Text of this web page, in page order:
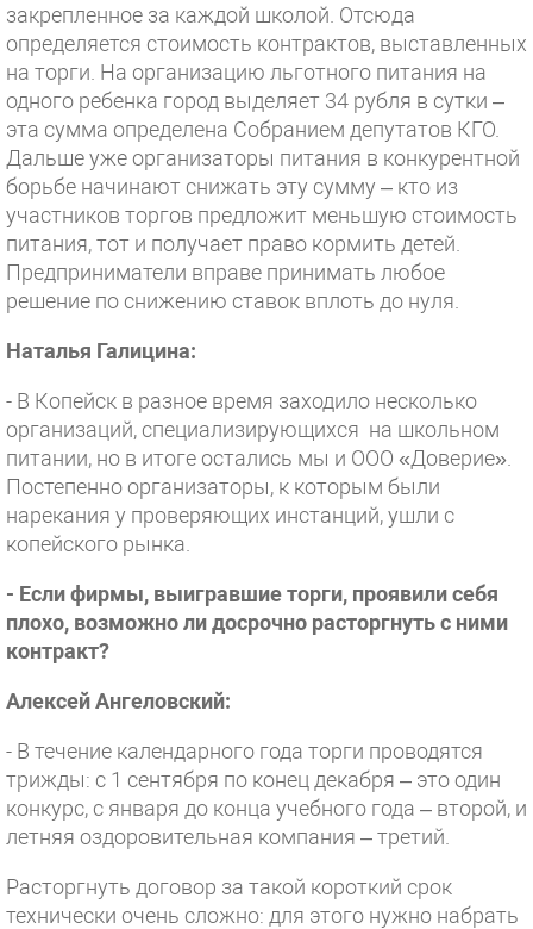
закрепленное за каждой школой. Отсюда
определяется стоимость контрактов, выставленных
на торги. На организацию льготного питания на
одного ребенка город выделяет 34 рубля в сутки –
эта сумма определена Собранием депутатов КГО.
Дальше уже организаторы питания в конкурентной
борьбе начинают снижать эту сумму – кто из
участников торгов предложит меньшую стоимость
питания, тот и получает право кормить детей.
Предприниматели вправе принимать любое
решение по снижению ставок вплоть до нуля.
Наталья Галицина:
- В Копейск в разное время заходило несколько
организаций, специализирующихся на школьном
питании, но в итоге остались мы и ООО «Доверие».
Постепенно организаторы, к которым были
нарекания у проверяющих инстанций, ушли с
копейского рынка.
- Если фирмы, выигравшие торги, проявили себя
плохо, возможно ли досрочно расторгнуть с ними
контракт?
Алексей Ангеловский:
- В течение календарного года торги проводятся
трижды: с 1 сентября по конец декабря – это один
конкурс, с января до конца учебного года – второй, и
летняя оздоровительная компания – третий.
Расторгнуть договор за такой короткий срок
технически очень сложно: для этого нужно набрать